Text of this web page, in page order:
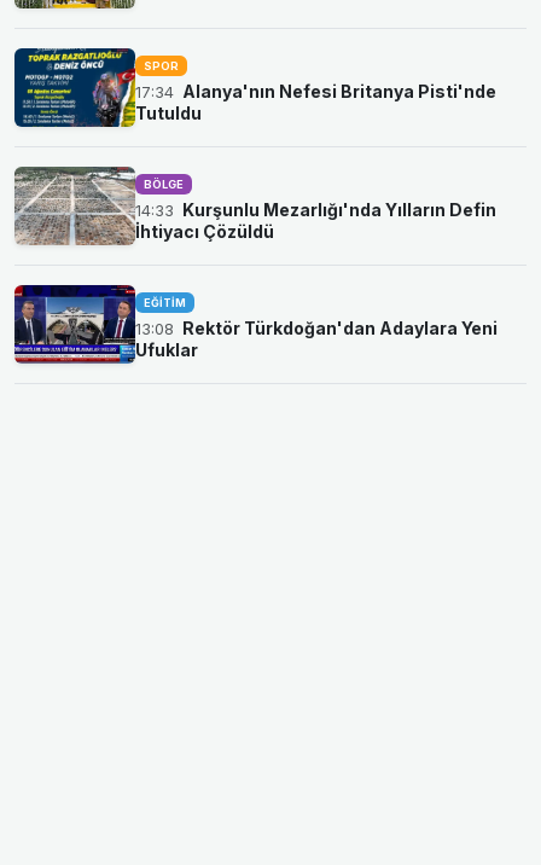
SPOR
17:34
Tutuldu
BÖLGE
14:33
İhtiyacı Çözüldü
EĞITIM
13:08
Ufuklar